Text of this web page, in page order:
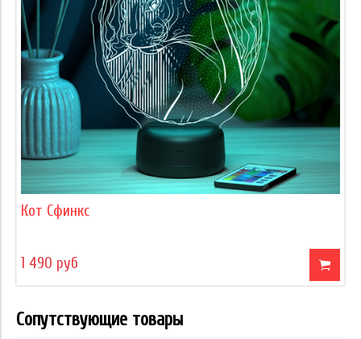
Кот Сфинкс
1 490 руб
Сопутствующие товары